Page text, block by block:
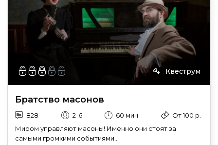
Квеструм
Братство масонов
828 2-6 60 мин
От 100 р.
Миром управляют масоны! Именно они стоят за
самыми громкими событиями...